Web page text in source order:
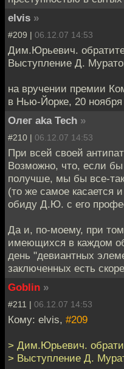
elvis »
#209 | 06.12.07 14:53
Дим.Юрьевич.
Выступление Д.
на вручении премии
в Нью-Йорке, 20 ноября
Олег aka Tech »
#210 | 06.12.07 14:53
При всей своей
Возможно, что, если
получше, мы бы все-
(то же самое касается
обиду Д.Ю. с его
Да и, по-моему, при
имеющихся в каждом
день "девиантных
заключенных есть
Goblin »
#211 | 06.12.07 14:53
Кому: elvis, #209
> Дим.Юрьевич.
> Выступление Д.